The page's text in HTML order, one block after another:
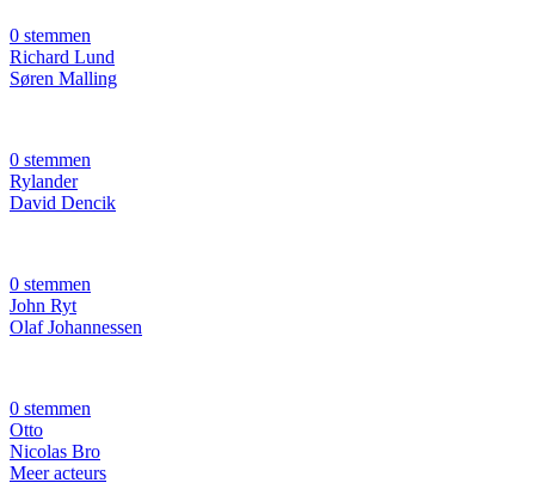
0 stemmen
Richard Lund
Søren Malling
0 stemmen
Rylander
David Dencik
0 stemmen
John Ryt
Olaf Johannessen
0 stemmen
Otto
Nicolas Bro
Meer acteurs